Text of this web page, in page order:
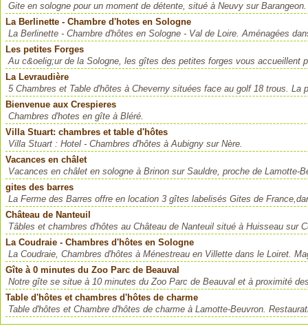
Gite en sologne pour un moment de détente, situé à Neuvy sur
La Berlinette - Chambre d'hotes en Sologne
La Berlinette - Chambre d'hôtes en Sologne - Val de Loire. Aménagées
Les petites Forges
Au c&oelig;ur de la Sologne, les gîtes des petites forges vous accueillent
La Levraudière
5 Chambres et Table d'hôtes à Cheverny situées face au golf 18 trous. La
Bienvenue aux Crespieres
Chambres d'hotes en gîte à Bléré.
Villa Stuart: chambres et table d'hôtes
Villa Stuart : Hotel - Chambres d'hôtes à Aubigny sur Nère.
Vacances en châlet
Vacances en châlet en sologne à Brinon sur Sauldre, proche de Lamotte-
gites des barres
La Ferme des Barres offre en location 3 gîtes labelisés Gites de
Château de Nanteuil
Tâbles et chambres d'hôtes au Château de Nanteuil situé à Huisseau sur
La Coudraie - Chambres d'hôtes en Sologne
La Coudraie, Chambres d'hôtes à Ménestreau en Villette dans le Loiret.
Gîte à 0 minutes du Zoo Parc de Beauval
Notre gîte se situe à 10 minutes du Zoo Parc de Beauval et à proximité
Table d'hôtes et chambres d'hôtes de charme
Table d'hôtes et Chambre d'hôtes de charme à Lamotte-Beuvron.